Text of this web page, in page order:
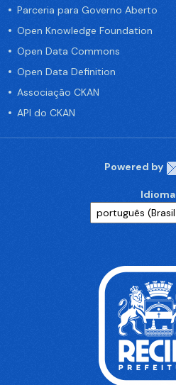
Parceria para Governo Aberto
Open Knowledge Foundation
Open Data Commons
Open Data Definition
Associação CKAN
API do CKAN
Powered by
Idioma